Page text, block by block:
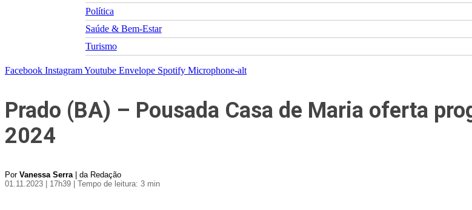
Política
Saúde & Bem-Estar
Turismo
Facebook InstagramYoutube Envelope Spotify Microphone-alt
Prado (BA) – Pousada Casa de Maria oferta
2024
Por Vanessa Serra| da Redação
01.11.2023 | 17h39
| Tempo de leitura: 3 min